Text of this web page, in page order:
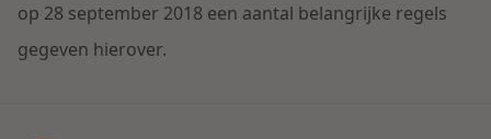
Vastgoed
Lees meer
op 28 september 2018 een aantal belangrijke regels
gegeven hierover.